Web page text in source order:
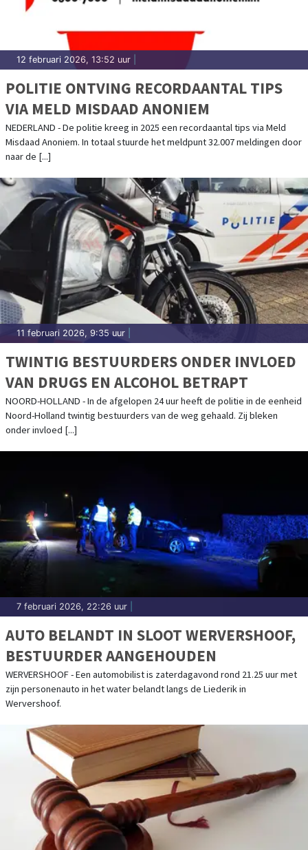
12 februari 2026, 13:52 uur
POLITIE ONTVING RECORDAANTAL TIPS
VIA MELD MISDAAD ANONIEM
NEDERLAND - De politie kreeg in 2025 een recordaantal tips via Meld
Misdaad Anoniem. In totaal stuurde het meldpunt 32.007 meldingen door
naar de [...]
11 februari 2026, 9:35 uur
TWINTIG BESTUURDERS ONDER INVLOED
VAN DRUGS EN ALCOHOL BETRAPT
NOORD-HOLLAND - In de afgelopen 24 uur heeft de politie in de eenheid
Noord-Holland twintig bestuurders van de weg gehaald. Zij bleken
onder invloed [...]
7 februari 2026, 22:26 uur
AUTO BELANDT IN SLOOT WERVERSHOOF,
BESTUURDER AANGEHOUDEN
WERVERSHOOF - Een automobilist is zaterdagavond rond 21.25 uur met
zijn personenauto in het water belandt langs de Liederik in
Wervershoof.